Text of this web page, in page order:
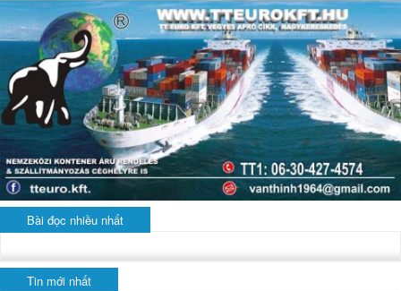
Bài đọc nhiều nhất
Tin mới nhất